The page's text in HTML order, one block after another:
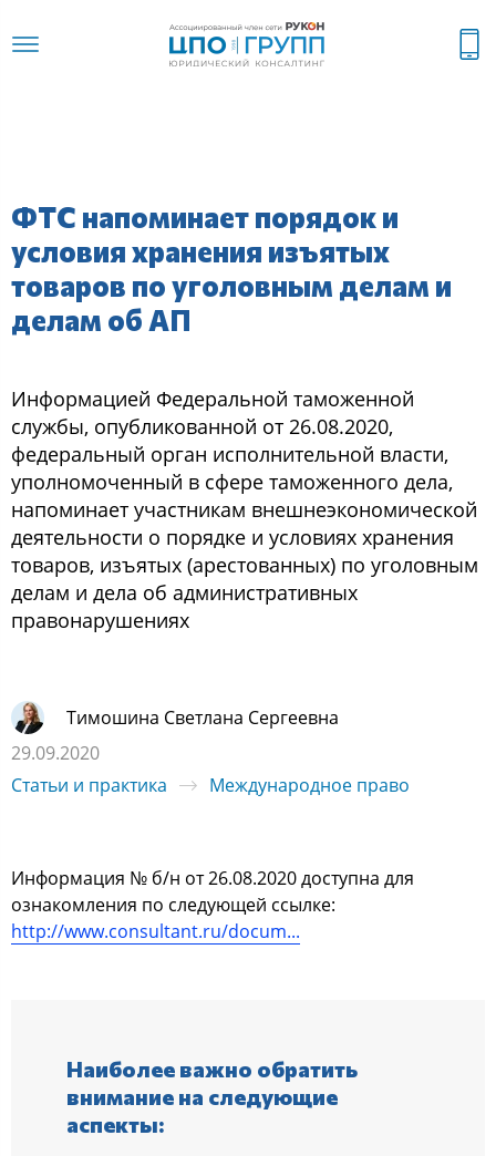
ФТС напоминает порядок и
условия хранения изъятых
товаров по уголовным делам и
делам об АП
Информацией Федеральной таможенной
службы, опубликованной от 26.08.2020,
федеральный орган исполнительной власти,
уполномоченный в сфере таможенного дела,
напоминает участникам внешнеэкономической
деятельности о порядке и условиях хранения
товаров, изъятых (арестованных) по уголовным
делам и дела об административных
правонарушениях
Тимошина Светлана Сергеевна
29.09.2020
Статьи и практика
Международное право
Информация № б/н от 26.08.2020 доступна для
ознакомления по следующей ссылке:
http://www.consultant.ru/docum...
Наиболее важно обратить
внимание на следующие
аспекты: